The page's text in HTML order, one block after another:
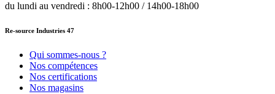
du lundi au vendredi : 8h00-12h00 / 14h00-18h00
Re-source Industries 47
Qui sommes-nous ?
Nos compétences
Nos certifications
Nos magasins